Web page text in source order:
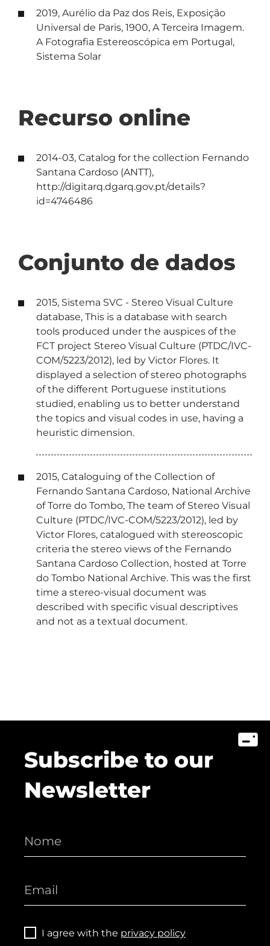
2019, Aurélio da Paz dos Reis, Exposição
Universal de Paris, 1900, A Terceira Imagem.
A Fotografia Estereoscópica em Portugal,
Sistema Solar
Recurso online
2014-03, Catalog for the collection Fernando
Santana Cardoso (ANTT),
http://digitarq.dgarq.gov.pt/details?
id=4746486
Conjunto de dados
2015, Sistema SVC - Stereo Visual Culture
database, This is a database with search
tools produced under the auspices of the
FCT project Stereo Visual Culture (PTDC/IVC-
COM/5223/2012), led by Victor Flores. It
displayed a selection of stereo photographs
of the different Portuguese institutions
studied, enabling us to better understand
the topics and visual codes in use, having a
heuristic dimension.
2015, Cataloguing of the Collection of
Fernando Santana Cardoso, National Archive
of Torre do Tombo, The team of Stereo Visual
Culture (PTDC/IVC-COM/5223/2012), led by
Victor Flores, catalogued with stereoscopic
criteria the stereo views of the Fernando
Santana Cardoso Collection, hosted at Torre
do Tombo National Archive. This was the first
time a stereo-visual document was
described with specific visual descriptives
and not as a textual document.
Subscribe to our
Newsletter
I agree with the privacy policy